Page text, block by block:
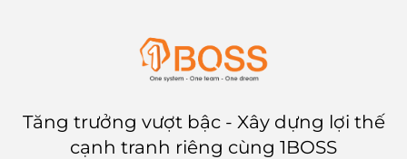
Tăng trưởng vượt bậc - Xây dựng lợi thế
cạnh tranh riêng cùng 1BOSS